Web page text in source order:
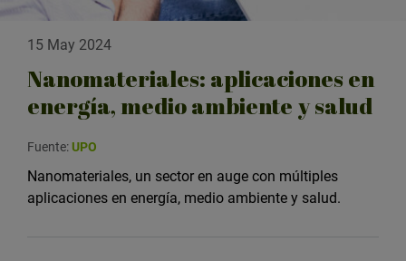
15 May 2024
Nanomateriales: aplicaciones en
energía, medio ambiente y salud
Fuente:UPO
Nanomateriales, un sector en auge con múltiples
aplicaciones en energía, medio ambiente y salud.